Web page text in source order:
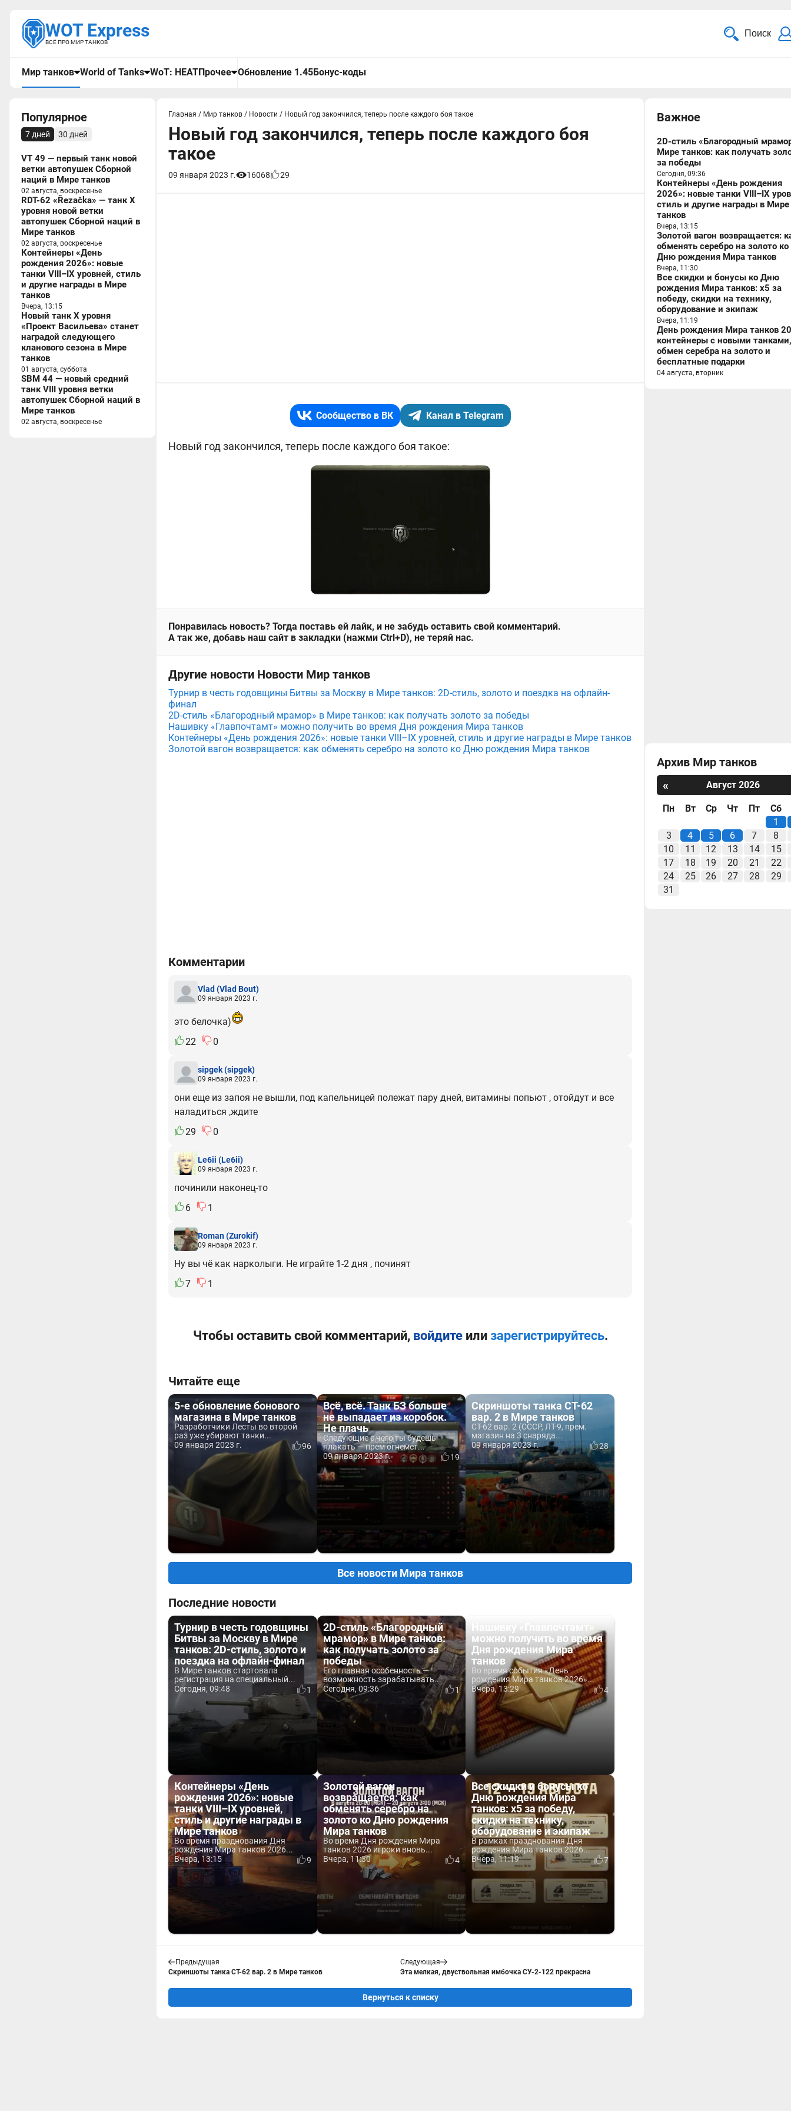
WOT Express
ВСЁ ПРО МИР ТАНКОВ
Поиск
Мир танков World of Tanks WoT: HEATПрочее Обновление 1.45Бонус-коды
Популярное
7 дней 30 дней
VT 49 — первый танк новой
ветки автопушек Сборной
наций в Мире танков
02 августа, воскресенье
RDT-62 «Řezačka» — танк X
уровня новой ветки
автопушек Сборной наций в
Мире танков
02 августа, воскресенье
Контейнеры «День
рождения 2026»: новые
танки VIII–IX уровней, стиль
и другие награды в Мире
танков
Вчера, 13:15
Новый танк X уровня
«Проект Васильева» станет
наградой следующего
кланового сезона в Мире
танков
01 августа, суббота
SBM 44 — новый средний
танк VIII уровня ветки
автопушек Сборной наций в
Мире танков
02 августа, воскресенье
Главная / Мир танков / Новости / Новый год закончился, теперь после каждого боя такое
Новый год закончился, теперь после каждого боя
такое
09 января 2023 г. 16068 29
Сообщество в ВК Канал в Telegram
Новый год закончился, теперь после каждого боя такое:
Понравилась новость? Тогда поставь ей лайк, и не забудь оставить свой комментарий.
А так же, добавь наш сайт в закладки (нажми Ctrl+D), не теряй нас.
Другие новости Новости Мир танков
Турнир в честь годовщины Битвы за Москву в Мире танков: 2D-стиль, золото и поездка на офлайн-
финал
2D-стиль «Благородный мрамор» в Мире танков: как получать золото за победы
Нашивку «Главпочтамт» можно получить во время Дня рождения Мира танков
Контейнеры «День рождения 2026»: новые танки VIII–IX уровней, стиль и другие награды в Мире танков
Золотой вагон возвращается: как обменять серебро на золото ко Дню рождения Мира танков
Комментарии
Vlad(Vlad Bout)
09 января 2023 г.
это белочка)
22
0
sipgek(sipgek)
09 января 2023 г.
они еще из запоя не вышли, под капельницей полежат пару дней, витамины попьют , отойдут и все
наладиться ,ждите
29
0
Le6ii (Le6ii)
09 января 2023 г.
починили наконец-то
6
1
Roman(Zurokif)
09 января 2023 г.
Ну вы чё как нарколыги. Не играйте 1-2 дня , починят
7
1
Чтобы оставить свой комментарий, войдитеили зарегистрируйтесь.
Читайте еще
5-е обновление бонового
магазина в Мире танков
Разработчики Лесты во второй
раз уже убирают танки...
09 января 2023 г.
96
Всё, всё. Танк БЗ больше
не выпадает из коробок.
Не плачь
Следующие с чего ты будешь
плакать — прем огнемёт...
09 января 2023 г.
19
Скриншоты танка СТ-62
вар. 2 в Мире танков
СТ-62 вар. 2 (СССР, ЛТ-9, прем.
магазин на 3 снаряда...
09 января 2023 г.
28
Все новости Мира танков
Последние новости
Турнир в честь годовщины
Битвы за Москву в Мире
танков: 2D-стиль, золото и
поездка на офлайн-финал
В Мире танков стартовала
регистрация на специальный...
Сегодня, 09:48
1
2D-стиль «Благородный
мрамор» в Мире танков:
как получать золото за
победы
Его главная особенность —
возможность зарабатывать...
Сегодня, 09:36
1
Нашивку «Главпочтамт»
можно получить во время
Дня рождения Мира
танков
Во время события «День
рождения Мира танков 2026»...
Вчера, 13:29
4
Контейнеры «День
рождения 2026»: новые
танки VIII–IX уровней,
стиль и другие награды в
Мире танков
Во время празднования Дня
рождения Мира танков 2026...
Вчера, 13:15
9
Золотой вагон
возвращается: как
обменять серебро на
золото ко Дню рождения
Мира танков
Во время Дня рождения Мира
танков 2026 игроки вновь...
Вчера, 11:30
4
Все скидки и бонусы ко
Дню рождения Мира
танков: x5 за победу,
скидки на технику,
оборудование и экипаж
В рамках празднования Дня
рождения Мира танков 2026...
Вчера, 11:19
7
Предыдущая
Скриншоты танка СТ-62 вар. 2 в Мире танков
Следующая
Эта мелкая, двуствольная имбочка СУ-2-122 прекрасна
Вернуться к списку
Важное
2D-стиль «Благородный
Мире танков: как получать
за победы
Сегодня, 09:36
Контейнеры «День рождения
2026»: новые танки VIII–IX
стиль и другие награды в Мире
танков
Вчера, 13:15
Золотой вагон возвращается:
обменять серебро на золото ко
Дню рождения Мира танков
Вчера, 11:30
Все скидки и бонусы ко Дню
рождения Мира танков: x5 за
победу, скидки на технику,
оборудование и экипаж
Вчера, 11:19
День рождения Мира танков
контейнеры с новыми танками,
обмен серебра на золото и
бесплатные подарки
04 августа, вторник
Архив Мир танков
«
Август 2026
Пн Вт Ср Чт Пт
Сб
1
3
4 5 6 7
8
10
11 12 13 14
15
17
18 19 20 21
22
24
25 26 27 28
29
31